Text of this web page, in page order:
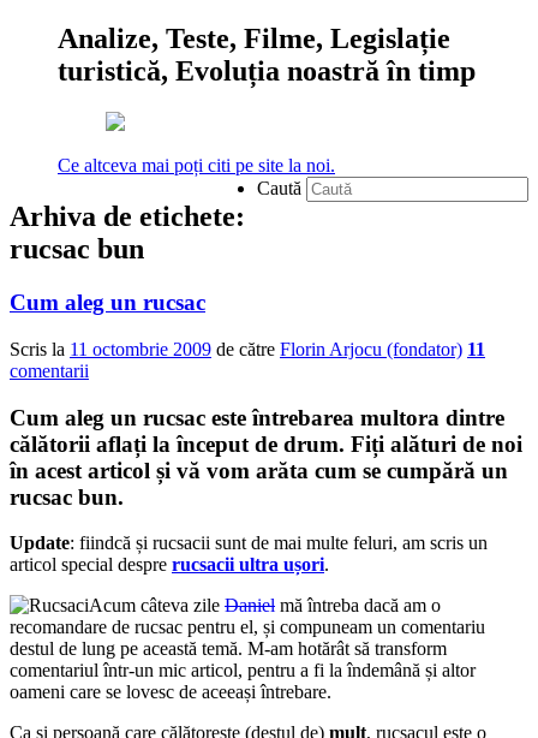
Analize, Teste, Filme, Legislație
turistică, Evoluția noastră în timp
Ce altceva mai poți citi pe site la noi.
Caută
Arhiva de etichete:
rucsac bun
Cum aleg un rucsac
Scris la 11 octombrie 2009 de către Florin Arjocu (fondator) 11
comentarii
Cum aleg un rucsac este întrebarea multora dintre
călătorii aflați la început de drum. Fiți alături de noi
în acest articol și vă vom arăta cum se cumpără un
rucsac bun.
Update: fiindcă și rucsacii sunt de mai multe feluri, am scris un
articol special despre rucsacii ultra ușori.
Acum câteva zile Daniel mă întreba dacă am o
recomandare de rucsac pentru el, și compuneam un comentariu
destul de lung pe această temă. M-am hotărât să transform
comentariul într-un mic articol, pentru a fi la îndemână și altor
oameni care se lovesc de aceeași întrebare.
Ca și persoană care călătorește (destul de) mult, rucsacul este o